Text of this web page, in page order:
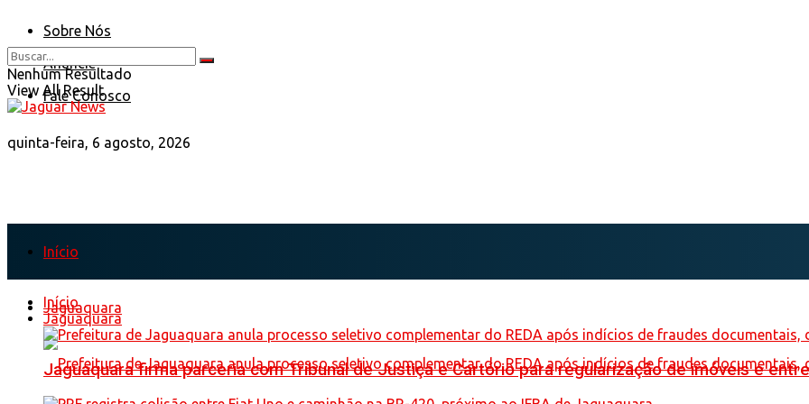
Sobre Nós
Anuncie
Fale Conosco
quinta-feira, 6 agosto, 2026
Nenhum Resultado
View All Result
Início
Jaguaquara
Início
Jaguaquara
Jaguaquara firma parceria com Tribunal de Justiça e Cartório para regularização de imóveis e